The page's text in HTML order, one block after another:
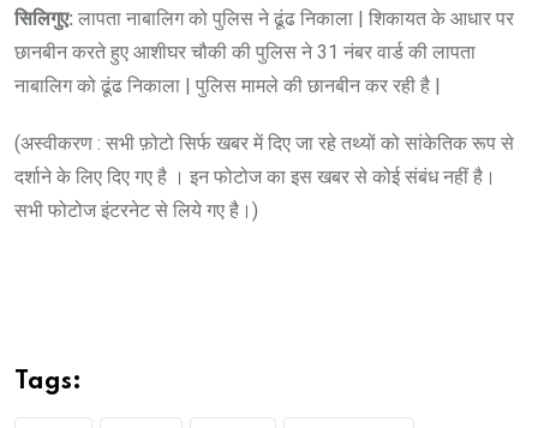
सिलिगुए: लापता नाबालिग को पुलिस ने ढूंढ निकाला | शिकायत के आधार पर
छानबीन करते हुए आशीघर चौकी की पुलिस ने 31 नंबर वार्ड की लापता
नाबालिग को ढूंढ निकाला | पुलिस मामले की छानबीन कर रही है |
(अस्वीकरण : सभी फ़ोटो सिर्फ खबर में दिए जा रहे तथ्यों को सांकेतिक रूप से
दर्शाने के लिए दिए गए है । इन फोटोज का इस खबर से कोई संबंध नहीं है।
सभी फोटोज इंटरनेट से लिये गए है।)
Tags: